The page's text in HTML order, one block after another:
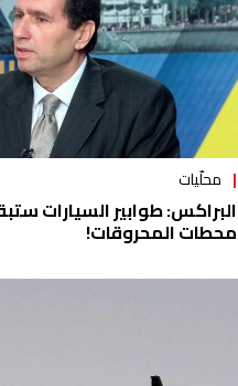
محلّيات
البراكس: طوابير السيارات
محطات المحروقات!